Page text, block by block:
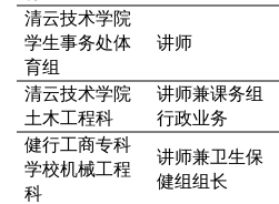
清云技术学院
学生事务处体
育组
讲师
清云技术学院
土木工程科
讲师兼课务组
行政业务
健行工商专科
学校机械工程
科
讲师兼卫生保
健组组长